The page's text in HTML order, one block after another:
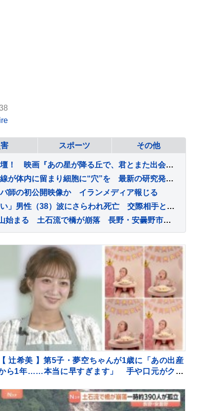
スポーツ その他
【福山雅治】サプライズ登壇！ 映画『あの星が降る丘で、君とまた出会いたい。』 公開記念舞台挨拶開催！！
「デスボール」原爆の放射線が体内に留まり細胞に“穴”を 最新の研究発表が波紋…長崎原爆から81年 置き去りの被爆体験者【NO WARプロジェクト つなぐ、つながる】
師の初公開映像か イランメディア報じる
「波にさらわれ姿が見えない」男性（38）波にさらわれ死亡 交際相手と海岸を散歩中 当時は波浪注意報 千葉・いすみ市
孤立していた約390人の下山始まる 土石流で橋が崩落 長野・安曇野市北アルプス燕岳の登山口 土石流で配管壊れ約1600軒の旅館・別荘に温泉のお湯供給出来ず
【 辻希美 】第5子・夢空ちゃんが1歳に「あの出産
ら1年……本当に早すぎます」 手や口元がクリ